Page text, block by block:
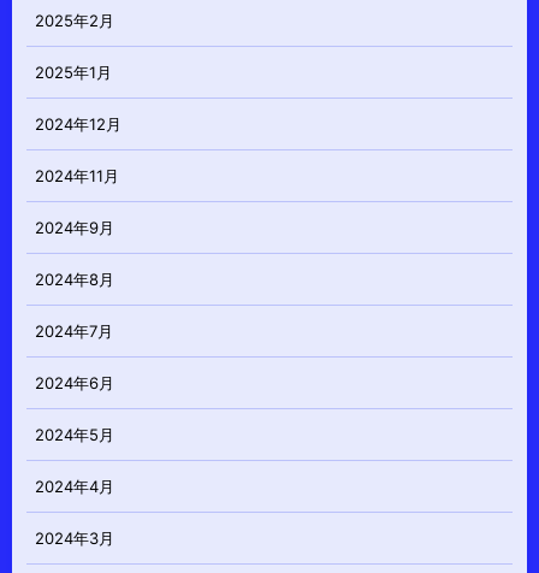
2025年2月
2025年1月
2024年12月
2024年11月
2024年9月
2024年8月
2024年7月
2024年6月
2024年5月
2024年4月
2024年3月